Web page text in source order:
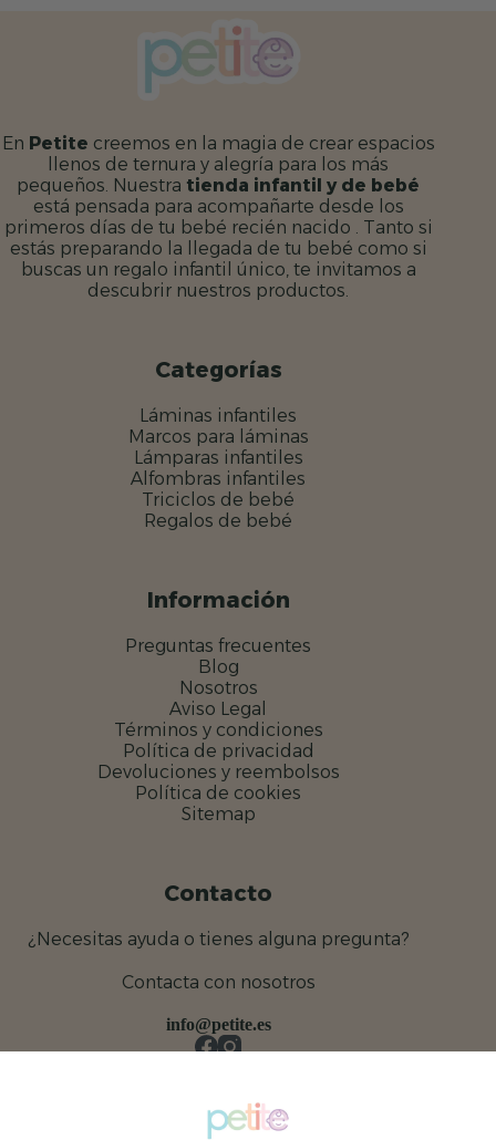
En Petite creemos en la magia de crear espacios
llenos de ternura y alegría para los más
pequeños. Nuestra tienda infantil y de bebé
está pensada para acompañarte desde los
primeros días de tu bebé recién nacido . Tanto si
estás preparando la llegada de tu bebé como si
buscas un regalo infantil único, te invitamos a
descubrir nuestros productos.
Categorías
Láminas infantiles
Marcos para láminas
Lámparas infantiles
Alfombras infantiles
Triciclos de bebé
Regalos de bebé
Información
Preguntas frecuentes
Blog
Nosotros
Aviso Legal
Términos y condiciones
Política de privacidad
Devoluciones y reembolsos
Política de cookies
Sitemap
Contacto
¿Necesitas ayuda o tienes alguna pregunta?
Contacta con nosotros
info@petite.es